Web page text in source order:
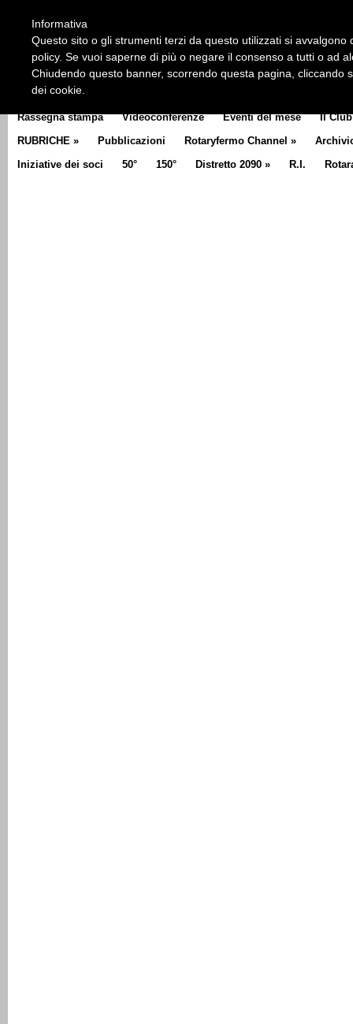
CLUB COMMUNICATOR
Rassegna stampa Videoconferenze Eventi del mese Il Club
RUBRICHE » Pubblicazioni Rotaryfermo Channel »
Iniziative dei soci
50° 150° Distretto 2090 » R.I.
Informativa
Questo sito o gli strumenti terzi da questo utilizzati si
policy. Se vuoi saperne di più o negare il consenso a tutti o ad
Chiudendo questo banner, scorrendo questa pagina, cliccando
dei cookie.